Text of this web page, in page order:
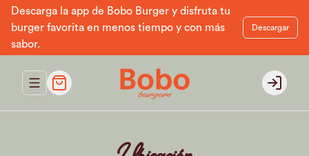
Descarga la app de Bobo Burger y disfruta tu
burger favorita en menos tiempo y con más
sabor.
Descargar
Abrir menu de navegación Login